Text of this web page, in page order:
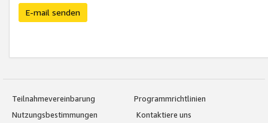
E-mail senden
Teilnahmevereinbarung
Programmrichtlinien
Nutzungsbestimmungen
Kontaktiere uns